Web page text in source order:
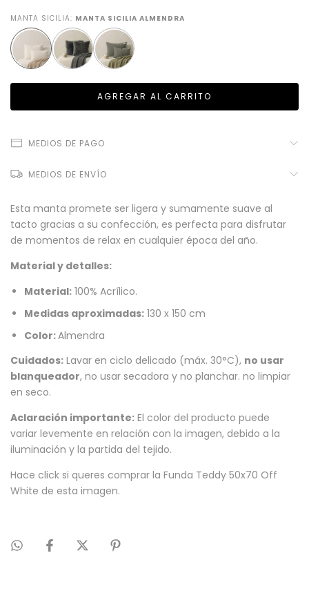
MANTA SICILIA: MANTA SICILIA ALMENDRA
MEDIOS DE PAGO
MEDIOS DE ENVÍO
Esta manta promete ser ligera y sumamente suave al
tacto gracias a su confección, es perfecta para disfrutar
de momentos de relax en cualquier época del año.
Material y detalles:
Material: 100% Acrílico.
Medidas aproximadas: 130 x 150 cm
Color:Almendra
Cuidados: Lavar en ciclo delicado (máx. 30°C), no usar
blanqueador, no usar secadora y no planchar. no limpiar
en seco.
Aclaración importante: El color del producto puede
variar levemente en relación con la imagen, debido a la
iluminación y la partida del tejido.
Hace click si queres comprar la Funda Teddy 50x70 Off
White de esta imagen.